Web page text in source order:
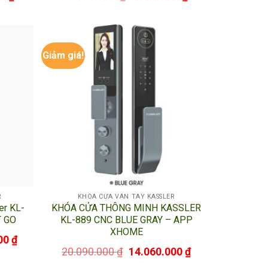
KL-
₫
Giảm giá!
KHÓA CỬA VÂN TAY KASSLER
KHÓA CỬA THÔNG MINH KASSLER
KL-889 CNC BLUE GRAY – APP
XHOME
20.090.000₫ 14.060.000₫